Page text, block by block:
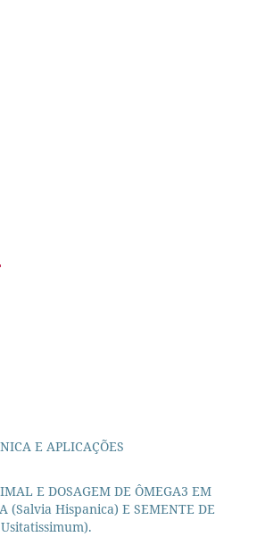
E APLICAÇÕES
E DOSAGEM DE ÔMEGA3 EM
(Salvia Hispanica) E SEMENTE DE